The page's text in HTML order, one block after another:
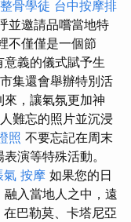
整骨學徒 台中按摩排
並邀請品嚐當地特
不僅僅是一個節
義的儀式賦予生
集還會舉辦特別活
，讓氣氛更加神
難忘的照片並沉浸
照 不要忘記在周末
演等特殊活動。
氣 按摩 如果您的日
入當地人之中，遠
在巴勒莫、卡塔尼亞